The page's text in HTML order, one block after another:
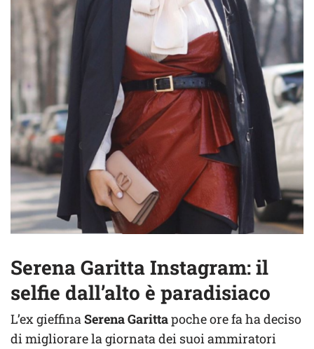
Serena Garitta Instagram: il
selfie dall’alto è paradisiaco
L’ex gieffinaSerena Garittapoche ore fa ha deciso
di migliorare la giornata dei suoi ammiratori